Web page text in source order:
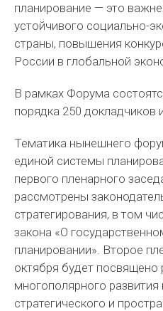
планирование — это
устойчивого социально-
страны, повышения
России в глобальной
В рамках Форума
порядка 250 докладчиков
Тематика нынешнего
единой системы
первого пленарного
рассмотрены
стратегирования, в том
закона «О
планировании». Второе
октября будет
многополярного развития
стратегического и